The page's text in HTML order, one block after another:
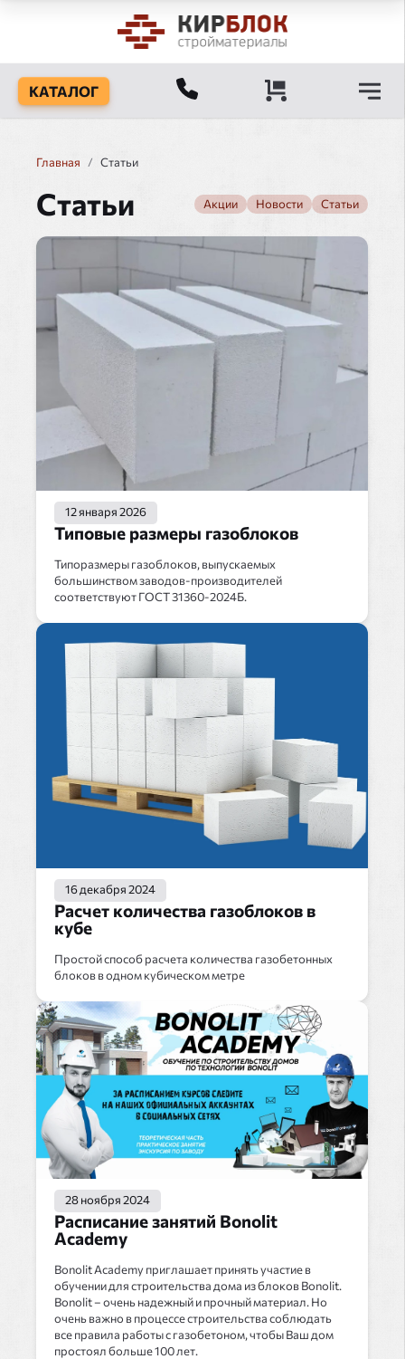
КАТАЛОГ
Главная / Статьи
Статьи Акции Новости Статьи
12 января 2026
Типовые размеры газоблоков
Типоразмеры газоблоков, выпускаемых
большинством заводов-производителей
соответствуют ГОСТ 31360-2024Б.
16 декабря 2024
Расчет количества газоблоков в
кубе
Простой способ расчета количества газобетонных
блоков в одном кубическом метре
28 ноября 2024
Расписание занятий Bonolit
Academy
Bonolit Academy приглашает принять участие в
обучении для строительства дома из блоков Bonolit.
Bonolit – очень надежный и прочный материал. Но
очень важно в процессе строительства соблюдать
все правила работы с газобетоном, чтобы Ваш дом
простоял больше 100 лет.